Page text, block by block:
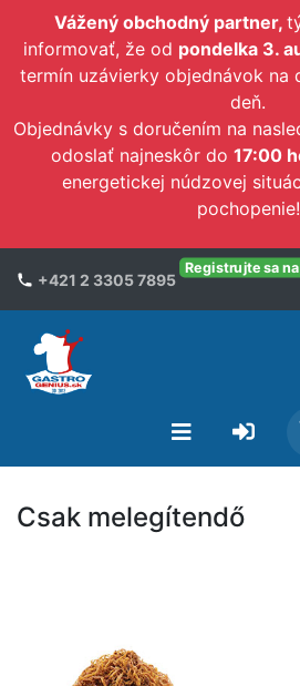
Vážený obchodný partner,
informovať, že od pondelka 3.
termín uzávierky objednávok na
deň.
Objednávky s doručením na
odoslať najneskôr do 17:00
energetickej núdzovej
pochopenie!
+421 2 3305 7895
Registrujte sa
Csak melegítendő